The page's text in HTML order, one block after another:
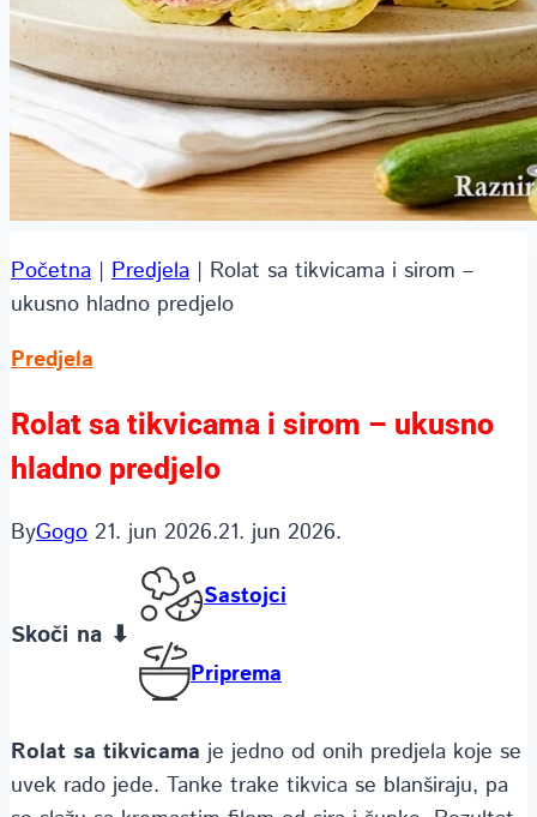
Početna | Predjela | Rolat sa tikvicama i sirom –
ukusno hladno predjelo
Predjela
Rolat sa tikvicama i sirom – ukusno
hladno predjelo
ByGogo 21. jun 2026.21. jun 2026.
Skoči na ⬇
Sastojci
Priprema
Rolat sa tikvicama je jedno od onih predjela koje se
uvek rado jede. Tanke trake tikvica se blanširaju, pa